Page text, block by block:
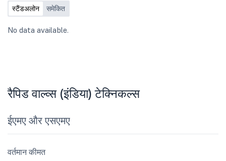
स्टैंडअलोन समेकित
No data available.
रैपिड वाल्व्स (इंडिया) टेक्निकल्स
ईएमए और एसएमए
वर्तमान कीमत